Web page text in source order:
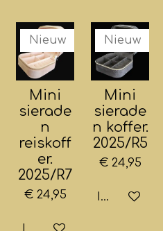
Nieuw
Mini
sierade
n
reiskoff
er.
2025/R7
€ 24,95
In winkelwagen
Nieuw
Mini
sierade
n koffer.
2025/R5
€ 24,95
In